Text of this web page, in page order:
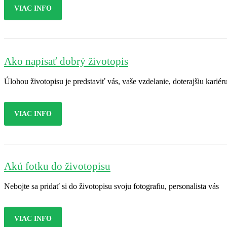
VIAC INFO
Ako napísať dobrý životopis
Úlohou životopisu je predstaviť vás, vaše vzdelanie, doterajšiu
VIAC INFO
Akú fotku do životopisu
Nebojte sa pridať si do životopisu svoju fotografiu, personalista vás
VIAC INFO